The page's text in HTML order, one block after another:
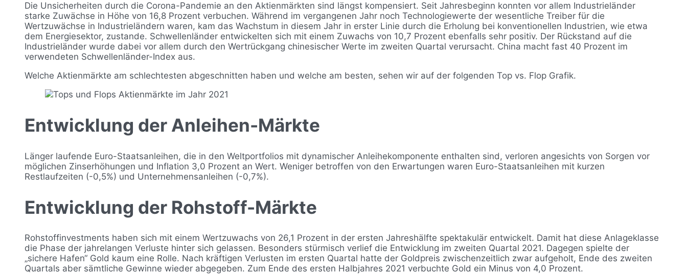
Die Unsicherheiten durch die Corona-Pandemie an den Aktienmärkten sind längst kompensiert. Seit Jahresbeginn konnten vor allem Industrieländer
starke Zuwächse in Höhe von 16,8 Prozent verbuchen. Während im vergangenen Jahr noch Technologiewerte der wesentliche Treiber für die
Wertzuwächse in Industrieländern waren, kam das Wachstum in diesem Jahr in erster Linie durch die Erholung bei konventionellen Industrien, wie etwa
dem Energiesektor, zustande. Schwellenländer entwickelten sich mit einem Zuwachs von 10,7 Prozent ebenfalls sehr positiv. Der Rückstand auf die
Industrieländer wurde dabei vor allem durch den Wertrückgang chinesischer Werte im zweiten Quartal verursacht. China macht fast 40 Prozent im
verwendeten Schwellenländer-Index aus.
Welche Aktienmärkte am schlechtesten abgeschnitten haben und welche am besten, sehen wir auf der folgenden Top vs. Flop Grafik.
Entwicklung der Anleihen-Märkte
Länger laufende Euro-Staatsanleihen, die in den Weltportfolios mit dynamischer Anleihekomponente enthalten sind, verloren angesichts von Sorgen vor
möglichen Zinserhöhungen und Inflation 3,0 Prozent an Wert. Weniger betroffen von den Erwartungen waren Euro-Staatsanleihen mit kurzen
Restlaufzeiten (-0,5%) und Unternehmensanleihen (-0,7%).
Entwicklung der Rohstoff-Märkte
Rohstoffinvestments haben sich mit einem Wertzuwachs von 26,1 Prozent in der ersten Jahreshälfte spektakulär entwickelt. Damit hat diese Anlageklasse
die Phase der jahrelangen Verluste hinter sich gelassen. Besonders stürmisch verlief die Entwicklung im zweiten Quartal 2021. Dagegen spielte der
„sichere Hafen“ Gold kaum eine Rolle. Nach kräftigen Verlusten im ersten Quartal hatte der Goldpreis zwischenzeitlich zwar aufgeholt, Ende des zweiten
Quartals aber sämtliche Gewinne wieder abgegeben. Zum Ende des ersten Halbjahres 2021 verbuchte Gold ein Minus von 4,0 Prozent.